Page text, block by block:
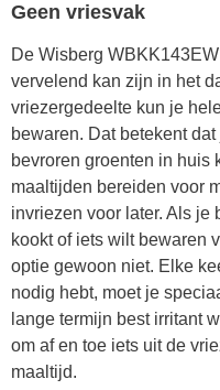
Geen vriesvak
De Wisberg
vervelend kan zijn in het
vriezergedeelte kun je
bewaren. Dat betekent
bevroren groenten in huis
maaltijden bereiden voor
invriezen voor later. Als je
kookt of iets wilt bewaren
optie gewoon niet. Elke
nodig hebt, moet je
lange termijn best irritant
om af en toe iets uit de
maaltijd.